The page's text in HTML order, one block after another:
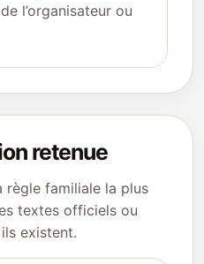
l’organisateur ou
retenue
règle familiale la plus
textes officiels ou
existent.